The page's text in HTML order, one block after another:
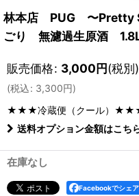
林本店 PUG 〜Pretty
ごり 無濾過生原酒
販売価格: 3,000円(税別)
(税込: 3,300円)
★★★冷蔵便（クール）
送料オプション金額はこち
在庫なし
Facebookでシェア